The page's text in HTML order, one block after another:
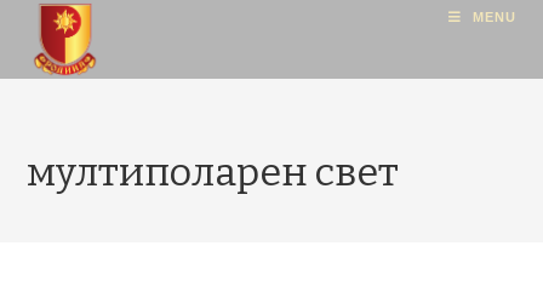
MENU
мултиполарен свет